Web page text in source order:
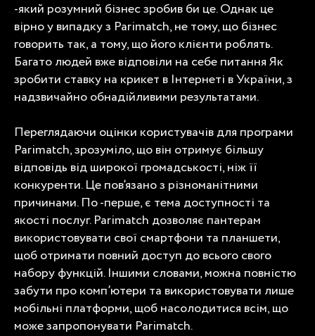
-який розумний бізнес зробив би це. Однак це
вірно у випадку з Parimatch, не тому, що бізнес
говорить так, а тому, що його клієнти роблять.
Багато людей вже відповіли на себе питанняЯк
зробити ставку на крикет в Інтернеті в України, з
надзвичайно обнадійливими результатами.
Переглядаючи оцінки користувачів для програми
Parimatch, зрозуміло, що він отримує більшу
відповідь від широкої громадськості, ніж її
конкуренти. Це пов’язано з різноманітними
причинами. По -перше, є тема доступності та
якості послуг. Parimatch дозволяє пантерам
використовувати свої смартфони та планшети,
щоб отримати повний доступ до всього свого
набору функцій. Іншими словами, можна повністю
забути про комп’ютери та використовувати лише
мобільні платформи, щоб насолодитися всім, що
може запропонувати Parimatch.